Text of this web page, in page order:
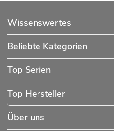
Wissenswertes
Beliebte Kategorien
Top Serien
Top Hersteller
Über uns